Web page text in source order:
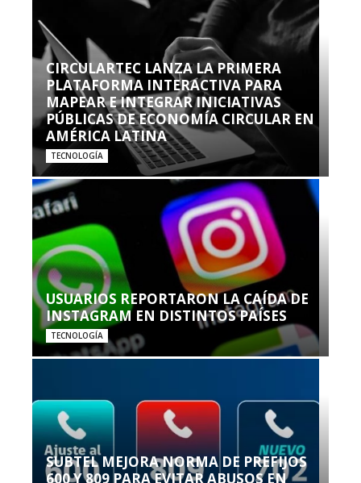
CIRCULARTEC LANZA LA PRIMERA
PLATAFORMA INTERACTIVA PARA
MAPEAR E INTEGRAR INICIATIVAS
PÚBLICAS DE ECONOMÍA CIRCULAR EN
AMÉRICA LATINA
TECNOLOGÍA
USUARIOS REPORTARON LA CAÍDA DE
INSTAGRAM EN DISTINTOS PAÍSES
TECNOLOGÍA
SUBTEL MEJORA NORMA DE PREFIJOS
600 Y 809 PARA EVITAR ABUSOS EN